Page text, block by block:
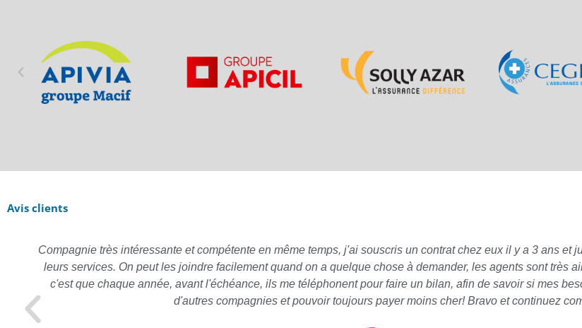
Avis clients
Compagnie très intéressante et compétente en même temps, j'ai souscris un contrat chez eux il y a 3 ans et
leurs services. On peut les joindre facilement quand on a quelque chose à demander, les agents sont très
c'est que chaque année, avant l'échéance, ils me téléphonent pour faire un bilan, afin de savoir si mes
d'autres compagnies et pouvoir toujours payer moins cher! Bravo et continuez